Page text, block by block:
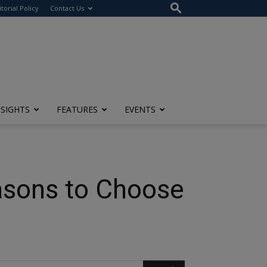
Policy Contact Us
FEATURES EVENTS
to Choose